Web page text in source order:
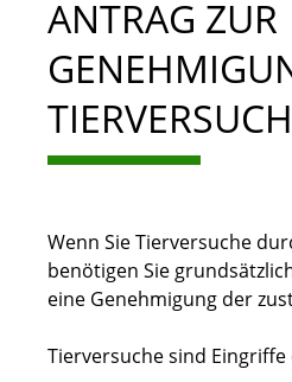
ANTRAG ZUR
Wenn Sie Tierversuche
benötigen Sie
eine Genehmigung der
Tierversuche sind